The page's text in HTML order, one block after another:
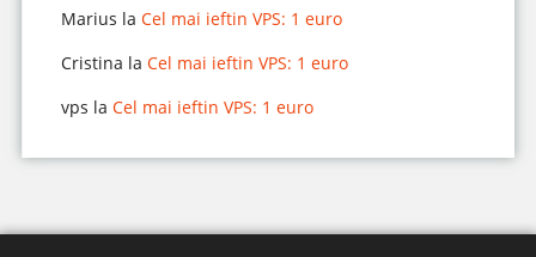
Marius la Cel mai ieftin VPS: 1 euro
Cristina la Cel mai ieftin VPS: 1 euro
vps la Cel mai ieftin VPS: 1 euro